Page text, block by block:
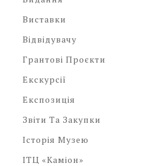
Виставки
Відвідувачу
Грантові Проєкти
Екскурсії
Експозиція
Звіти Та Закупки
Історія Музею
ІТЦ «Каміон»